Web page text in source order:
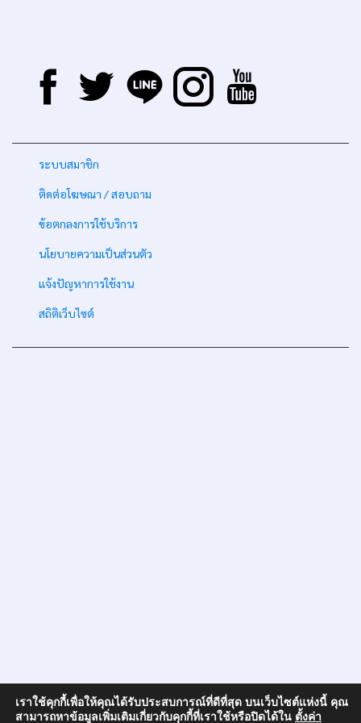
เราใช้คุกกี้เพื่อให้คุณได้รับประสบการณ์ที่ดีที่สุด บนเว็บไซต์แห่งนี้ คุณ
สามารถหาข้อมูลเพิ่มเติมเกี่ยวกับคุกกี้ที่เราใช้หรือปิดได้ใน ตั้งค่า
ระบบสมาชิก
ติดต่อโฆษณา / สอบถาม
ข้อตกลงการใช้บริการ
นโยบายความเป็นส่วนตัว
แจ้งปัญหาการใช้งาน
สถิติเว็บไซต์